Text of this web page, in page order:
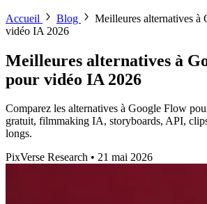
Accueil Blog
Meilleures alternatives à
vidéo IA 2026
Meilleures alternatives à
pour vidéo IA 2026
Comparez les alternatives à Google Flow
gratuit, filmmaking IA, storyboards, API,
longs.
PixVerse Research • 21 mai 2026